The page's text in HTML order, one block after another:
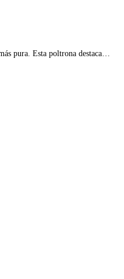
pura. Esta poltrona destaca…